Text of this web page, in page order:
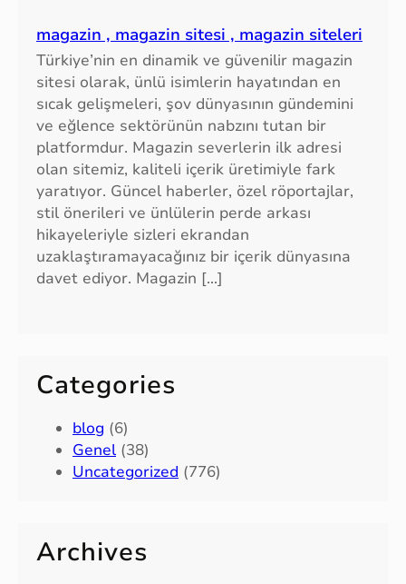
y
a
t
l
a
r
ı
magazin , magazin sitesi , magazin siteleri
Türkiye’nin en dinamik ve güvenilir magazin
sitesi olarak, ünlü isimlerin hayatından en
sıcak gelişmeleri, şov dünyasının gündemini
ve eğlence sektörünün nabzını tutan bir
platformdur. Magazin severlerin ilk adresi
olan sitemiz, kaliteli içerik üretimiyle fark
yaratıyor. Güncel haberler, özel röportajlar,
stil önerileri ve ünlülerin perde arkası
hikayeleriyle sizleri ekrandan
uzaklaştıramayacağınız bir içerik dünyasına
davet ediyor. Magazin […]
Categories
blog (6)
Genel (38)
Uncategorized (776)
Archives